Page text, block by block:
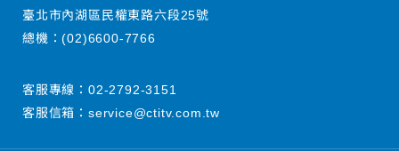
臺北市內湖區民權東路六段25號
總機：(02)6600-7766
客服專線： 02-2792-3151
客服信箱： service@ctitv.com.tw